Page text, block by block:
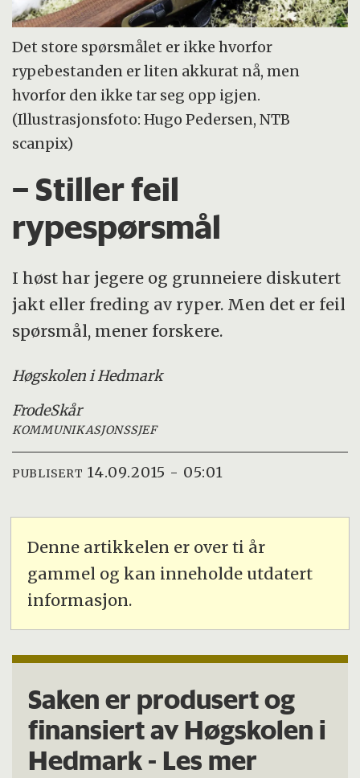
Det store spørsmålet er ikke hvorfor
rypebestanden er liten akkurat nå, men
hvorfor den ikke tar seg opp igjen.
(Illustrasjonsfoto: Hugo Pedersen, NTB
scanpix)
– Stiller feil
rypespørsmål
I høst har jegere og grunneiere diskutert
jakt eller freding av ryper. Men det er feil
spørsmål, mener forskere.
Høgskolen i Hedmark
FrodeSkår
KOMMUNIKASJONSSJEF
PUBLISERT 14.09.2015 - 05:01
Denne artikkelen er over ti år
gammel og kan inneholde utdatert
informasjon.
Saken er produsert og
finansiert av Høgskolen i
Hedmark - Les mer